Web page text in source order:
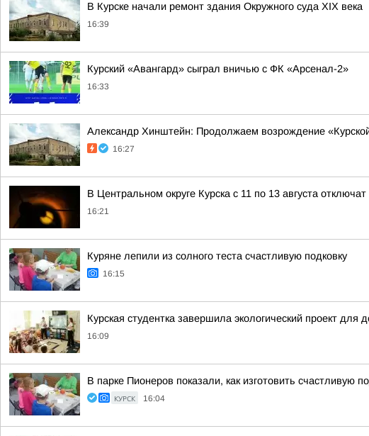
В Курске начали ремонт здания Окружного суда XIX века
16:39
Курский «Авангард» сыграл вничью с ФК «Арсенал-2»
16:33
Александр Хинштейн: Продолжаем возрождение
16:27
В Центральном округе Курска с 11 по 13 августа отключат
16:21
Куряне лепили из солного теста счастливую подковку
16:15
Курская студентка завершила экологический проект для
16:09
В парке Пионеров показали, как изготовить счастливую
КУРСК 16:04